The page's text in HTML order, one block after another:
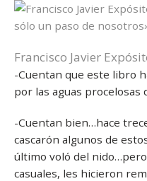
Francisco Javier
-Cuentan que este libro
por las aguas procelosas
-Cuentan bien…hace
cascarón algunos de
último voló del
casuales, les hicieron